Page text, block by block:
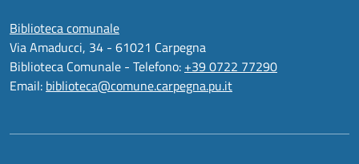
Biblioteca comunale
Via Amaducci, 34 - 61021 Carpegna
Biblioteca Comunale - Telefono: +39 0722 77290
Email: biblioteca@comune.carpegna.pu.it